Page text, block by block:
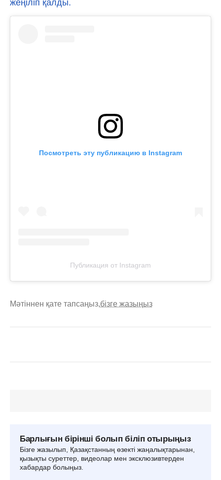
жеңіліп қалды.
Посмотреть эту публикацию в Instagram
Публикация от Instagram
Мәтіннен қате тапсаңыз,бізге жазыңыз
Барлығын бірінші болып біліп отырыңыз
Бізге жазылып, Қазақстанның өзекті жаңалықтарынан,
қызықты суреттер, видеолар мен эксклюзивтерден
хабардар болыңыз.